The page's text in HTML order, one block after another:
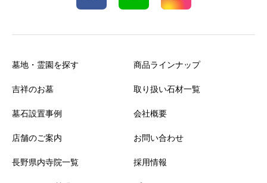
墓地・霊園を探す
吉祥のお墓
墓石設置事例
店舗のご案内
長野県内寺院一覧
商品ラインナップ
取り扱い石材一覧
会社概要
お問い合わせ
採用情報